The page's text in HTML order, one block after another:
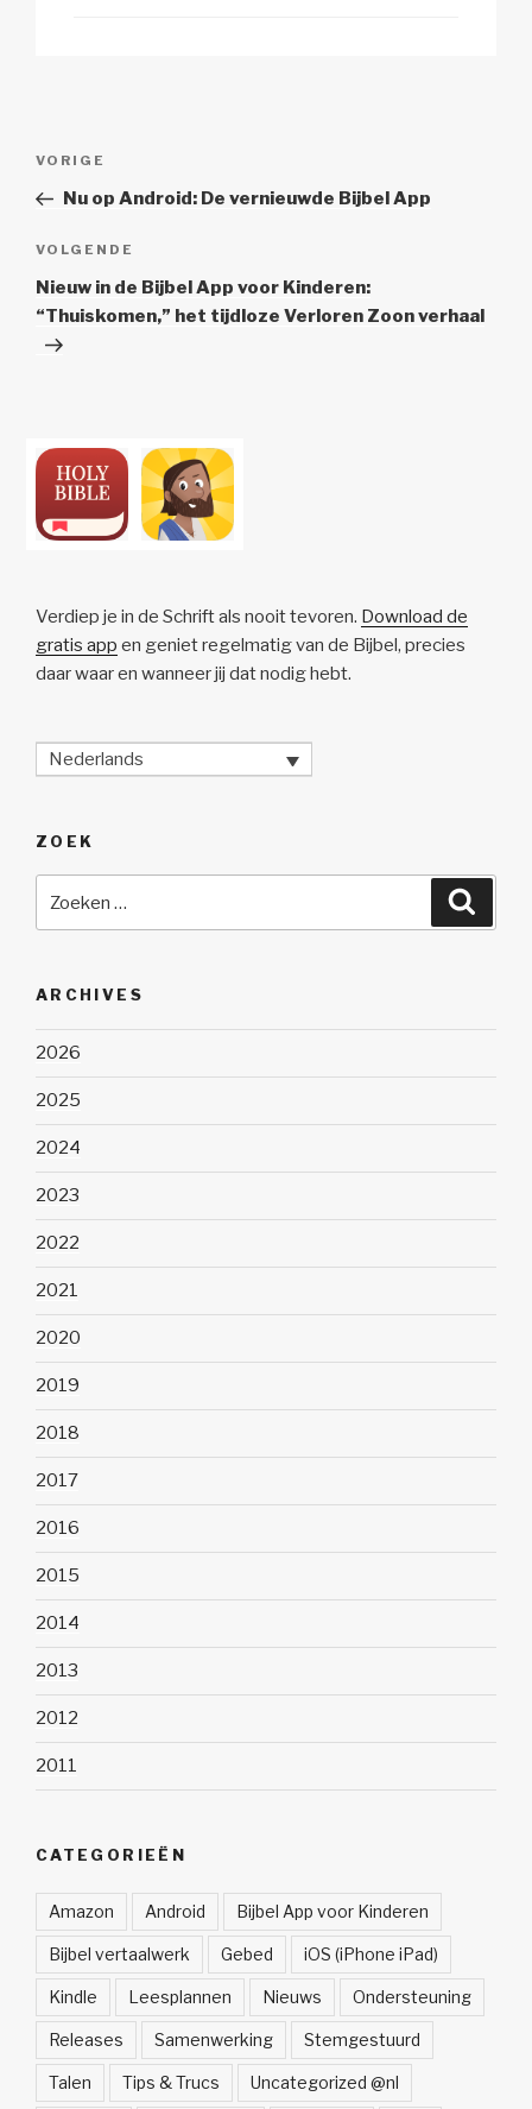
Vorig
bericht
VORIGE
Nu op Android: De vernieuwde Bijbel App
Volgend
Bericht
VOLGENDE
Nieuw in de Bijbel App voor Kinderen:
“Thuiskomen,” het tijdloze Verloren Zoon verhaal
Verdiep je in de Schrift als nooit tevoren. Download de
gratis app en geniet regelmatig van de Bijbel, precies
daar waar en wanneer jij dat nodig hebt.
Nederlands
ZOEK
ARCHIVES
2026
2025
2024
2023
2022
2021
2020
2019
2018
2017
2016
2015
2014
2013
2012
2011
CATEGORIEËN
Amazon Android Bijbel App voor Kinderen
Bijbel vertaalwerk Gebed iOS (iPhone iPad)
Kindle Leesplannen Nieuws Ondersteuning
Releases Samenwerking Stemgestuurd
Talen Tips & Trucs Uncategorized @nl